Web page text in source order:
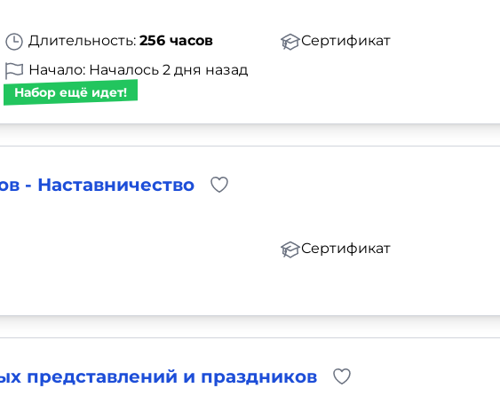
Длительность: 256 часов
Сертификат
Начало: Началось 2 дня назад
Набор ещё идет!
- Наставничество
Сертификат
представлений и праздников